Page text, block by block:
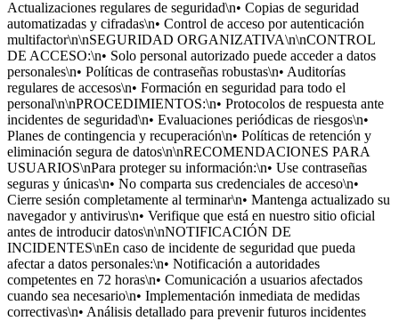
Actualizaciones regulares de seguridad\n• Copias de seguridad
automatizadas y cifradas\n• Control de acceso por autenticación
multifactor\n\nSEGURIDAD ORGANIZATIVA\n\nCONTROL
DE ACCESO:\n• Solo personal autorizado puede acceder a datos
personales\n• Políticas de contraseñas robustas\n• Auditorías
regulares de accesos\n• Formación en seguridad para todo el
personal\n\nPROCEDIMIENTOS:\n• Protocolos de respuesta ante
incidentes de seguridad\n• Evaluaciones periódicas de riesgos\n•
Planes de contingencia y recuperación\n• Políticas de retención y
eliminación segura de datos\n\nRECOMENDACIONES PARA
USUARIOS\nPara proteger su información:\n• Use contraseñas
seguras y únicas\n• No comparta sus credenciales de acceso\n•
Cierre sesión completamente al terminar\n• Mantenga actualizado su
navegador y antivirus\n• Verifique que está en nuestro sitio oficial
antes de introducir datos\n\nNOTIFICACIÓN DE
INCIDENTES\nEn caso de incidente de seguridad que pueda
afectar a datos personales:\n• Notificación a autoridades
competentes en 72 horas\n• Comunicación a usuarios afectados
cuando sea necesario\n• Implementación inmediata de medidas
correctivas\n• Análisis detallado para prevenir futuros incidentes